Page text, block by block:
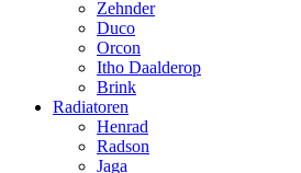
Zehnder
Duco
Orcon
Itho Daalderop
Brink
Radiatoren
Henrad
Radson
Jaga